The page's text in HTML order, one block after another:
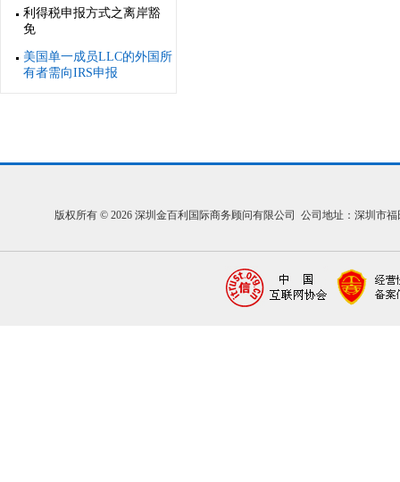
利得税申报方式之离岸豁
免
美国单一成员LLC的外国所
有者需向IRS申报
版权所有 © 2026 深圳金百利国际商务顾问有限公司 公司地址：深圳市